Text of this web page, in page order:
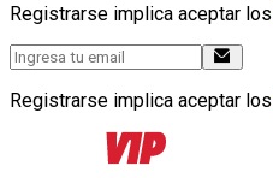
Registrarse implica aceptar los
Registrarse implica aceptar los